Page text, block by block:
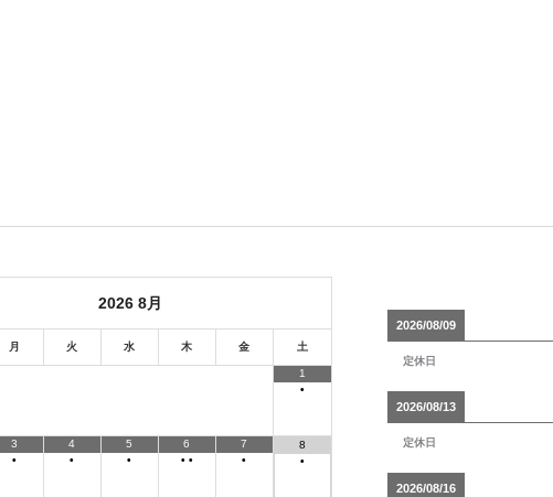
2026 8月
月 火 水 木 金 土
1
•
3
•
4
•
5
•
6
• •
7
•
8
•
2026/08/09
定休日
2026/08/13
定休日
2026/08/16